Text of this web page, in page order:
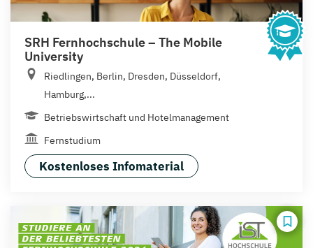
SRH Fernhochschule – The Mobile
University
Riedlingen, Berlin, Dresden, Düsseldorf,
Hamburg,...
Betriebswirtschaft und Hotelmanagement
Fernstudium
Kostenloses Infomaterial